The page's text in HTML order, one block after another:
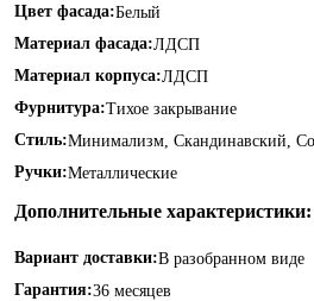
Цвет фасада:Белый
Материал фасада:ЛДСП
Материал корпуса:ЛДСП
Фурнитура:Тихое закрывание
Стиль:Минимализм, Скандинавский,
Ручки:Металлические
Дополнительные характеристики:
Вариант доставки:В разобранном виде
Гарантия:36 месяцев